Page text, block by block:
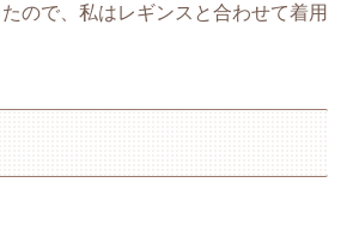
ので、私はレギンスと合わせて着用